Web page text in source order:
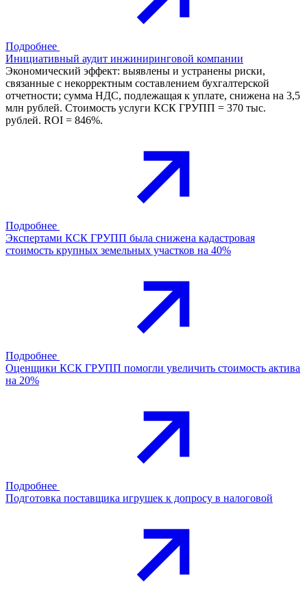
Подробнее
Инициативный аудит инжиниринговой компании
Экономический эффект: выявлены и устранены риски,
связанные с некорректным составлением бухгалтерской
отчетности; сумма НДС, подлежащая к уплате, снижена на 3,5
млн рублей. Стоимость услуги КСК ГРУПП = 370 тыс.
рублей. ROI = 846%.
Подробнее
Экспертами КСК ГРУПП была снижена кадастровая
стоимость крупных земельных участков на 40%
Подробнее
Оценщики КСК ГРУПП помогли увеличить стоимость актива
на 20%
Подробнее
Подготовка поставщика игрушек к допросу в налоговой